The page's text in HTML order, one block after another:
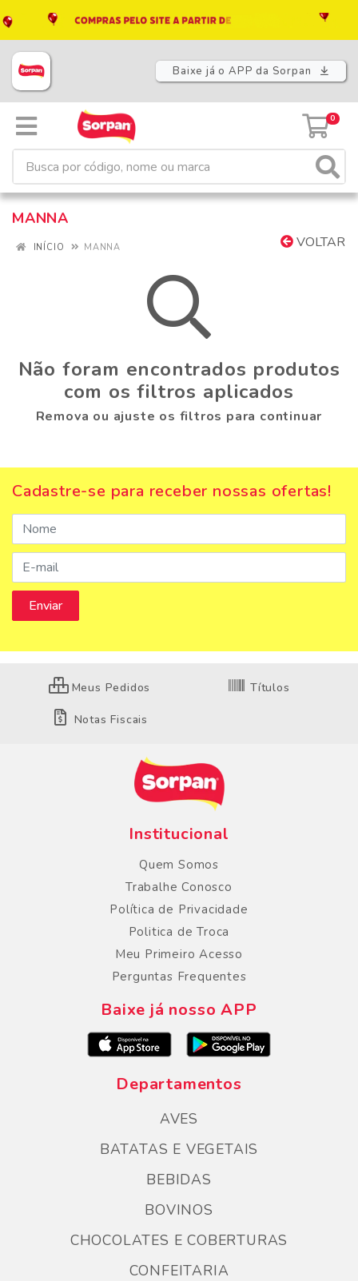
Baixe já o APP da Sorpan
0
MANNA
VOLTAR
INÍCIO MANNA
Não foram encontrados produtos
com os filtros aplicados
Remova ou ajuste os filtros para continuar
Cadastre-se para receber nossas ofertas!
Meus Pedidos Títulos
Notas Fiscais
Institucional
Quem Somos
Trabalhe Conosco
Política de Privacidade
Politica de Troca
Meu Primeiro Acesso
Perguntas Frequentes
Baixe já nosso APP
Departamentos
AVES
BATATAS E VEGETAIS
BEBIDAS
BOVINOS
CHOCOLATES E COBERTURAS
CONFEITARIA